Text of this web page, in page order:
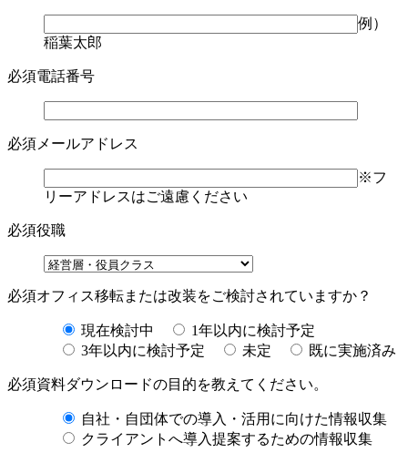
例）
稲葉太郎
必須電話番号
必須 メールアドレス
※フ
リーアドレスはご遠慮ください
必須役職
必須オフィス移転または改装をご検討されていますか？
現在検討中
1年以内に検討予定
3年以内に検討予定
未定 既に実施済み
必須資料ダウンロードの目的を教えてください。
自社・自団体での導入・活用に向けた情報収集
クライアントへ導入提案するための情報収集